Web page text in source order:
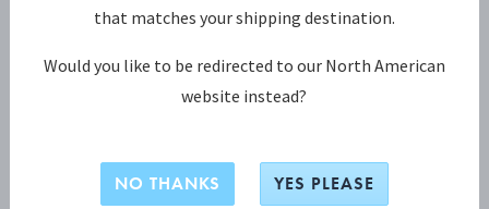
WEFT armbånd med dobbelte led
that matches your shipping destination.
Would you like to be redirected to our North American
website instead?
NO THANKS YES PLEASE